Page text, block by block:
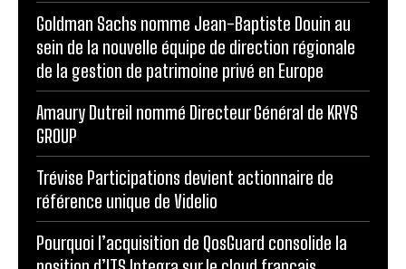
Goldman Sachs nomme Jean-Baptiste Douin au
sein de la nouvelle équipe de direction régionale
de la gestion de patrimoine privé en Europe
Amaury Dutreil nommé Directeur Général de KRYS
GROUP
Trévise Participations devient actionnaire de
référence unique de Videlio
Pourquoi l’acquisition de QosGuard consolide la